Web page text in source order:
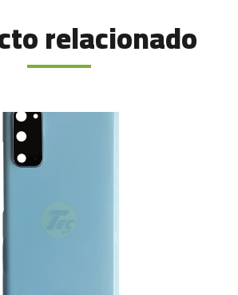
relacionado